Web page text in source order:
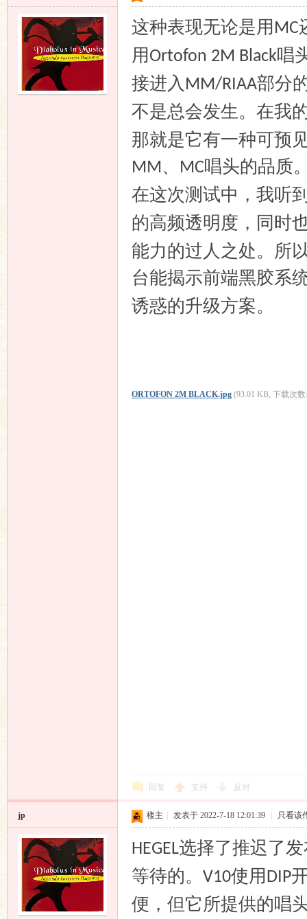
这种表现无论是用 MC
用Ortofon 2M Black唱
接进入 MM/RIAA部分
不是总会发生。在我
那就是它有一种可预
MM、 MC唱头的品质
在这次测试中，我听
的高频透明度，同时
能力的过人之处。所
台能揭示前端黑胶系
诱惑的升级方案。
ORTOFON 2M BLACK.jpg (93.01 KB, 下载次数
回复 支持 反对
jp 楼主 发表于 2022-7-18 12:01:39 只看该
HEGEL选择了推迟了
等待的。 V10使用DIP
便，但它所提供的唱